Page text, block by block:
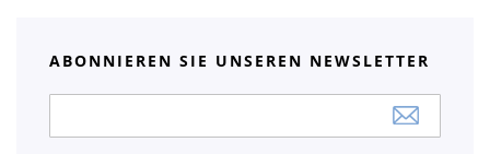
ABONNIEREN SIE UNSEREN NEWSLETTER
Newsletter: